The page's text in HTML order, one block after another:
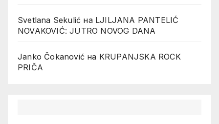
Svetlana Sekulić на LJILJANA PANTELIĆ
NOVAKOVIĆ: JUTRO NOVOG DANA
Janko Čokanović на KRUPANJSKA ROCK
PRIČA